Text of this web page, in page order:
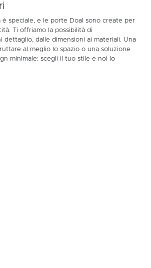
è speciale, e le porte Doal sono create per
Ti offriamo la possibilità di
dettaglio, dalle dimensioni ai materiali. Una
al meglio lo spazio o una soluzione
minimale: scegli il tuo stile e noi lo